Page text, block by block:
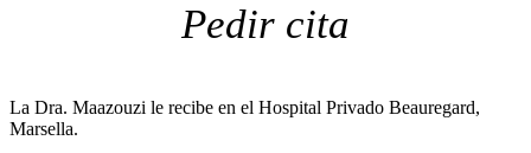
Pedir cita
La Dra. Maazouzi le recibe en el Hospital Privado Beauregard,
Marsella.